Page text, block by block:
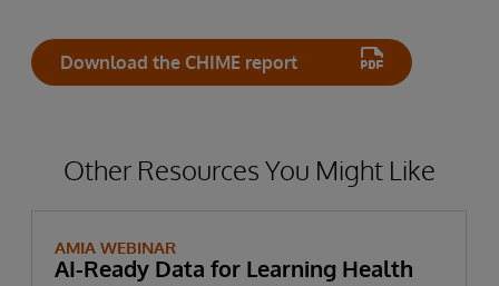
Download the CHIME report
Other Resources You Might Like
AMIA WEBINAR
AI-Ready Data for Learning Health